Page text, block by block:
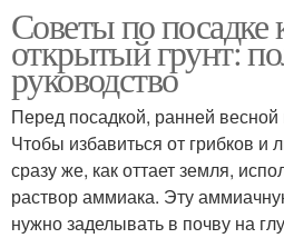
Советы по посадке
открытый грунт:
руководство
Перед посадкой, ранней
Чтобы избавиться от грибков и
сразу же, как оттает земля,
раствор аммиака. Эту
нужно заделывать в почву на